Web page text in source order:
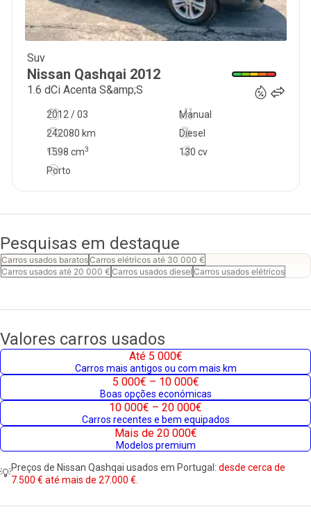
Suv
Nissan Qashqai 2012
1.6 dCi Acenta S&amp;S
2012 / 03
Manual
242080 km
130 cv
Diesel
1598 cm3
Porto
Pesquisas em destaque
Carros usados baratosCarros elétricos até 30 000 €
Carros usados até 20 000 € Carros usados diesel Carros usados elétricos
Valores carros usados
Até 5 000€
Carros mais antigos ou com mais km
5 000€ – 10 000€
Boas opções económicas
10 000€ – 20 000€
Carros recentes e bem equipados
Mais de 20 000€
Modelos premium
💡Preços de Nissan Qashqai usados em Portugal: desde cerca de
7.500 € até mais de 27.000 €.